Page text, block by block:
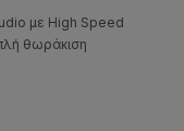
με High Speed
θωράκιση